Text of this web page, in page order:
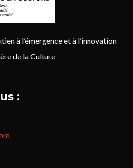
à l’émergence et à l’innovation
de la Culture
: